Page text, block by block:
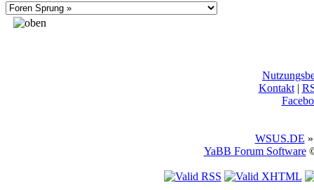
Kontakt|
WSUS.DE
YaBB Forum Software©